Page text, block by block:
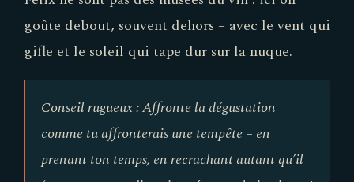
goûte debout, souvent dehors – avec le vent qui
gifle et le soleil qui tape dur sur la nuque.
Conseil rugueux : Affronte la dégustation
comme tu affronterais une tempête – en
prenant ton temps, en recrachant autant qu’il